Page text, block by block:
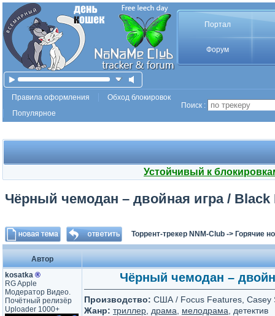
Портал
Форум
Правила оформления
Обход блокировок
Популярное
Поиск :
Устойчивый к
Чёрный чемодан – двойная игра / Black
Торрент-трекер NNM-Club -> Горячие
Автор
kosatka ®
RG Apple
Модератор Видео.
Почётный релизёр
Uploader 1000+
Чёрный чемодан –
Производство: США / Focus Features, Casey
Жанр: триллер драма мелодрама , детектив